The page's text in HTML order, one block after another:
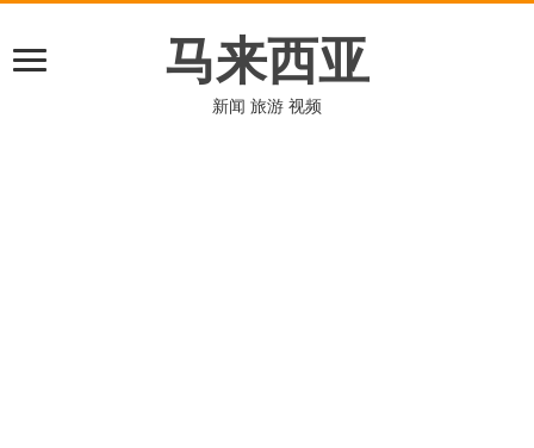
马来西亚
新闻 旅游 视频